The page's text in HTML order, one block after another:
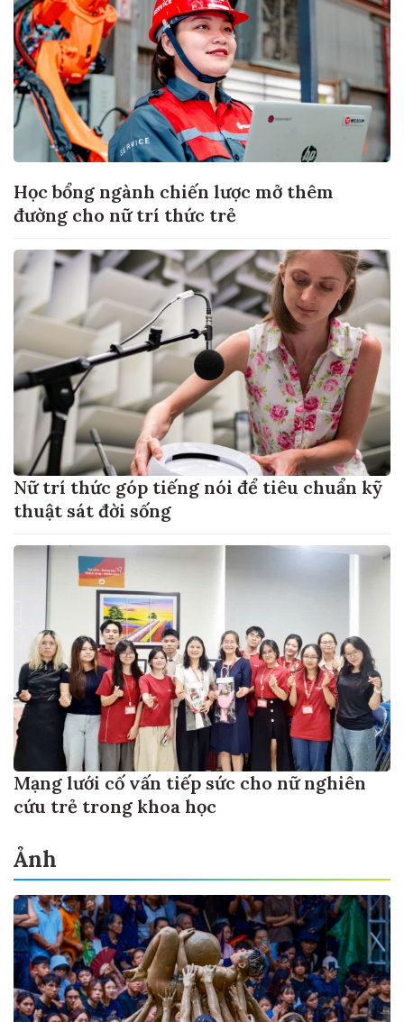
Học bổng ngành chiến lược mở thêm
đường cho nữ trí thức trẻ
Nữ trí thức góp tiếng nói để tiêu chuẩn kỹ
thuật sát đời sống
Mạng lưới cố vấn tiếp sức cho nữ nghiên
cứu trẻ trong khoa học
Ảnh